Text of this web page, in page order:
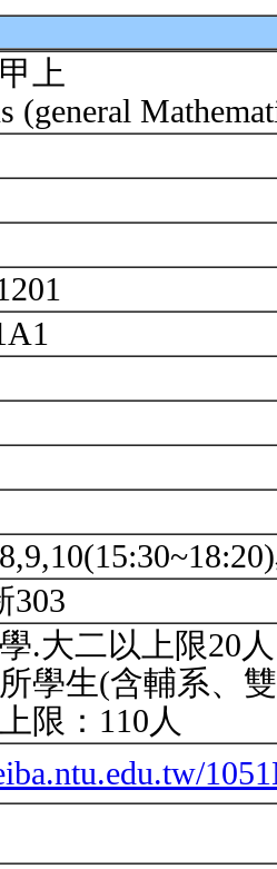
上
(general
303
.大二以上限20
學生(含輔系、
限：110人